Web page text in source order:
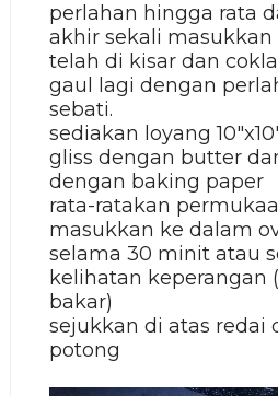
perlahan hingga rata
akhir sekali
telah di kisar dan
gaul lagi dengan
sebati.
sediakan loyang
gliss dengan butter
dengan baking paper
rata-ratakan
masukkan ke dalam
selama 30 minit atau
kelihatan keperangan
bakar)
sejukkan di atas redai
potong